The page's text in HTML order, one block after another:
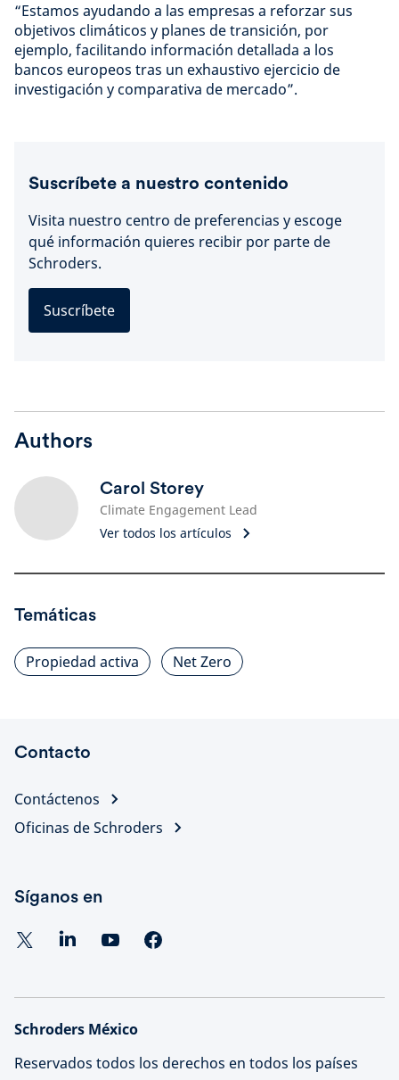
“Estamos ayudando a las empresas a reforzar sus
objetivos climáticos y planes de transición, por
ejemplo, facilitando información detallada a los
bancos europeos tras un exhaustivo ejercicio de
investigación y comparativa de mercado”.
Suscríbete a nuestro contenido
Visita nuestro centro de preferencias y escoge
qué información quieres recibir por parte de
Schroders.
Suscríbete
Authors
Carol Storey
Climate Engagement Lead
Ver todos los artículos
Temáticas
Propiedad activa Net Zero
Contacto
Contáctenos
Oficinas de Schroders
Síganos en
Schroders México
Reservados todos los derechos en todos los países